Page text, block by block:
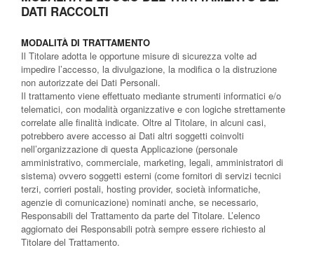
DATI RACCOLTI
MODALITÀ DI TRATTAMENTO
Il Titolare adotta le opportune misure di sicurezza volte ad
impedire l’accesso, la divulgazione, la modifica o la distruzione
non autorizzate dei Dati Personali.
Il trattamento viene effettuato mediante strumenti informatici e/o
telematici, con modalità organizzative e con logiche strettamente
correlate alle finalità indicate. Oltre al Titolare, in alcuni casi,
potrebbero avere accesso ai Dati altri soggetti coinvolti
nell’organizzazione di questa Applicazione (personale
amministrativo, commerciale, marketing, legali, amministratori di
sistema) ovvero soggetti esterni (come fornitori di servizi tecnici
terzi, corrieri postali, hosting provider, società informatiche,
agenzie di comunicazione) nominati anche, se necessario,
Responsabili del Trattamento da parte del Titolare. L’elenco
aggiornato dei Responsabili potrà sempre essere richiesto al
Titolare del Trattamento.